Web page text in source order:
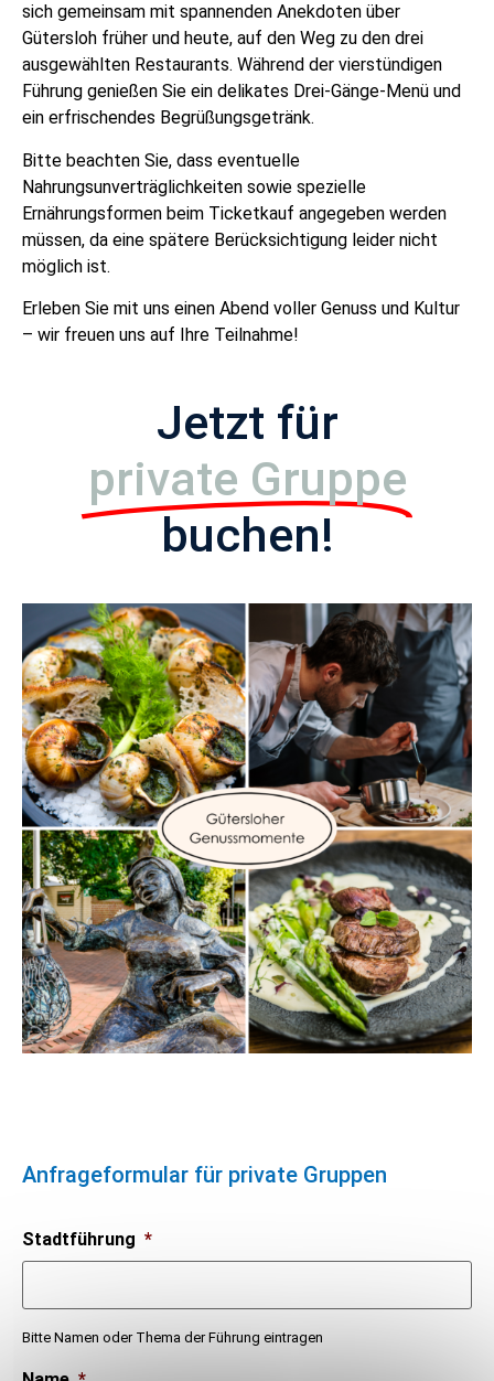
sich gemeinsam mit spannenden Anekdoten über
Gütersloh früher und heute, auf den Weg zu den drei
ausgewählten Restaurants. Während der vierstündigen
Führung genießen Sie ein delikates Drei-Gänge-Menü und
ein erfrischendes Begrüßungsgetränk.
Bitte beachten Sie, dass eventuelle
Nahrungsunverträglichkeiten sowie spezielle
Ernährungsformen beim Ticketkauf angegeben werden
müssen, da eine spätere Berücksichtigung leider nicht
möglich ist.
Erleben Sie mit uns einen Abend voller Genuss und Kultur
– wir freuen uns auf Ihre Teilnahme!
Jetzt für
private Gruppe
buchen!
Anfrageformular für private Gruppen
Stadtführung *
Bitte Namen oder Thema der Führung eintragen